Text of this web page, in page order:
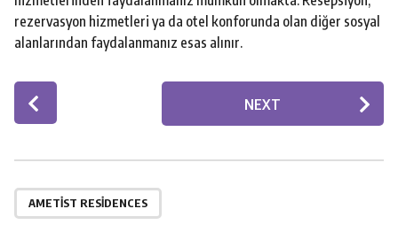
rezervasyon hizmetleri ya da otel konforunda olan diğer sosyal
alanlarından faydalanmanız esas alınır.
P
o
t
P
NEXT
AMETIST RESIDENCES